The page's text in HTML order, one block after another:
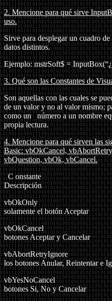
2. Mencione para qué sirve
uso.
Sirve para desplegar un cuadro
datos distintos.
Ejemplo: mstrSoft$ =
3. Qué son las Constantes de
Son aquellas con las cuales se
de un valor y no al valor mismo;
como un
número a un nombre
propia lectura.
4. Mencione para qué sirven las
Basic: vbOkCancel,
vbQuestion, vbOk, vbCancel.
C
Descripción
vbOkOnly
solamente el botón Aceptar
vbOkCancel
botones Aceptar y Cancelar
los botones Anular, Reintentar e
botones Si, No y Cancelar